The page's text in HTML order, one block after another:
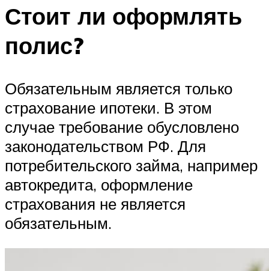
Стоит ли оформлять
полис?
Обязательным является только
страхование ипотеки. В этом
случае требование обусловлено
законодательством РФ. Для
потребительского займа, например
автокредита, оформление
страхования не является
обязательным.